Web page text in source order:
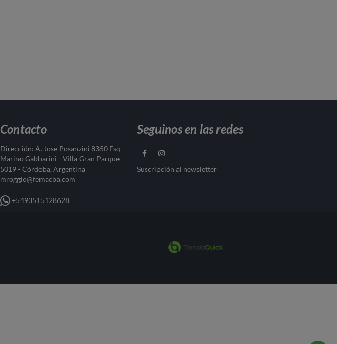
Contacto
Dirección: A. Jose Posanzini 8350 Esq
Marino Gabbarini - Villa Gran Parque
5019 - Córdoba, Argentina
mroggio@femacba.com
+5493515128628
Seguinos en las redes
Suscripción al newsletter